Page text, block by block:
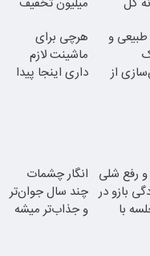
و
از
شو
هرچی برای
ماشینت لازم
داری اینجا پیدا
رفع شلی
بازو در
با
انگار چشمات
چند سال جوان‌تر
و جذاب‌تر میشه